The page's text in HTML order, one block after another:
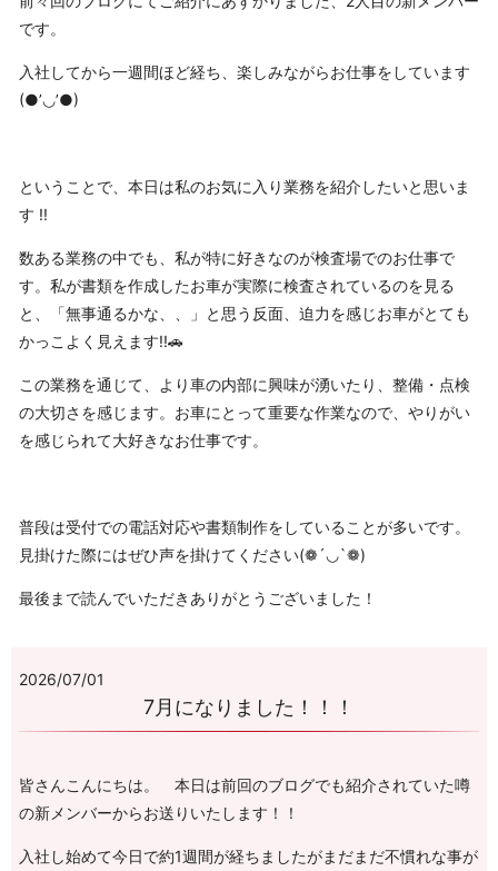
です。
入社してから一週間ほど経ち、楽しみながらお仕事をしています
(●’◡’●)
ということで、本日は私のお気に入り業務を紹介したいと思いま
す !!
数ある業務の中でも、私が特に好きなのが検査場でのお仕事で
す。私が書類を作成したお車が実際に検査されているのを見る
と、「無事通るかな、、」と思う反面、迫力を感じお車がとても
かっこよく見えます!!🚗
この業務を通じて、より車の内部に興味が湧いたり、整備・点検
の大切さを感じます。お車にとって重要な作業なので、やりがい
を感じられて大好きなお仕事です。
普段は受付での電話対応や書類制作をしていることが多いです。
見掛けた際にはぜひ声を掛けてください(❁´◡`❁)
最後まで読んでいただきありがとうございました！
2026/07/01
7月になりました！！！
皆さんこんにちは。 本日は前回のブログでも紹介されていた噂
の新メンバーからお送りいたします！！
入社し始めて今日で約1週間が経ちましたがまだまだ不慣れな事が